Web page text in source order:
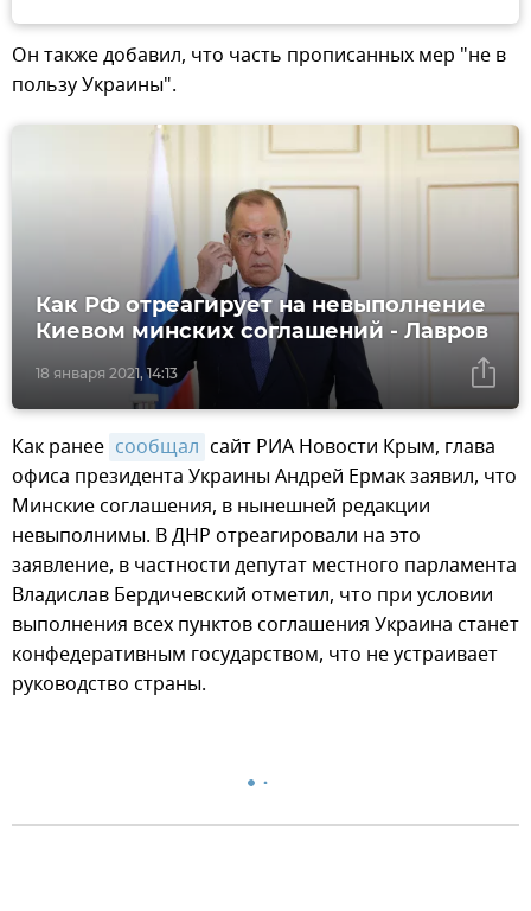
Он также добавил, что часть прописанных мер "не в
пользу Украины".
18 января 2021, 14:13
Как РФ отреагирует на невыполнение
Киевом минских соглашений - Лавров
Как ранее сообщал сайт РИА Новости Крым, глава
офиса президента Украины Андрей Ермак заявил, что
Минские соглашения, в нынешней редакции
невыполнимы. В ДНР отреагировали на это
заявление, в частности депутат местного парламента
Владислав Бердичевский отметил, что при условии
выполнения всех пунктов соглашения Украина станет
конфедеративным государством, что не устраивает
руководство страны.